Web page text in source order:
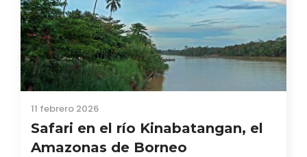
11 febrero 2026
Safari en el río Kinabatangan, el
Amazonas de Borneo